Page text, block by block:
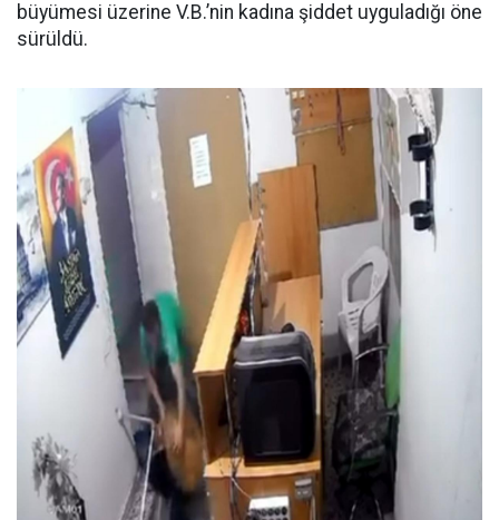
büyümesi üzerine V.B.’nin kadına şiddet uyguladığı öne
sürüldü.